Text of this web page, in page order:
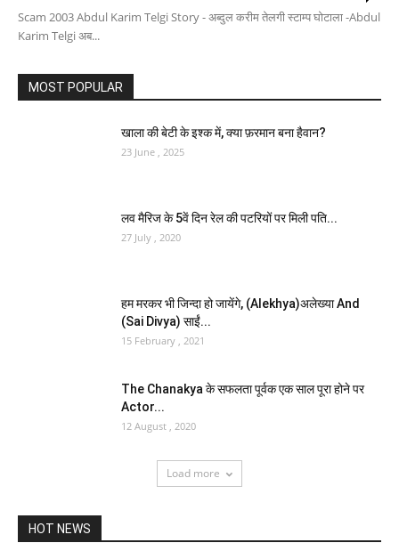
Scam 2003 Abdul Karim Telgi Story - अब्दुल करीम तेलगी स्टाम्प घोटाला -Abdul
Karim Telgi अब...
MOST POPULAR
खाला की बेटी के इश्क में, क्या फ़रमान बना हैवान?
23 June , 2025
लव मैरिज के 5वें दिन रेल की पटरियों पर मिली पति...
27 July , 2020
हम मरकर भी जिन्दा हो जायेंगे, (Alekhya)अलेख्या And
(Sai Divya) साईं...
15 February , 2021
The Chanakya के सफलता पूर्वक एक साल पूरा होने पर
Actor...
12 August , 2020
Load more
HOT NEWS